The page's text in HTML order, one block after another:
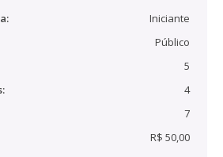
Iniciante
Público
5
4
7
R$ 50,00